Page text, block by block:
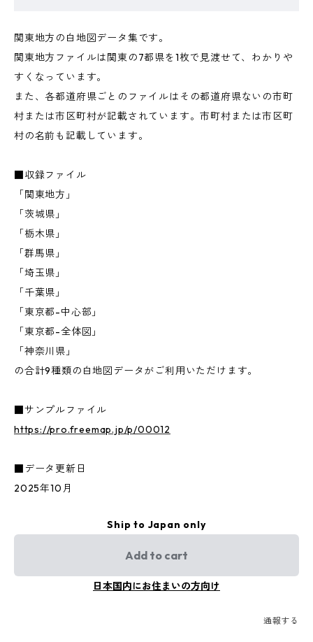
関東地方の白地図データ集です。
関東地方ファイルは関東の7都県を1枚で見渡せて、わかりや
すくなっています。
また、各都道府県ごとのファイルはその都道府県ないの市町
村または市区町村が記載されています。市町村または市区町
村の名前も記載しています。
■収録ファイル
「関東地方」
「茨城県」
「栃木県」
「群馬県」
「埼玉県」
「千葉県」
「東京都-中心部」
「東京都-全体図」
「神奈川県」
の合計9種類の白地図データがご利用いただけます。
■サンプルファイル
https://pro.freemap.jp/p/00012
■データ更新日
2025年10月
Ship to Japan only
Add to cart
日本国内にお住まいの方向け
通報する